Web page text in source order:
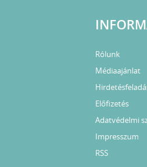
Rólunk
Médiaajánlat
Előfizetés
Adatvédelmi
Impresszum
RSS